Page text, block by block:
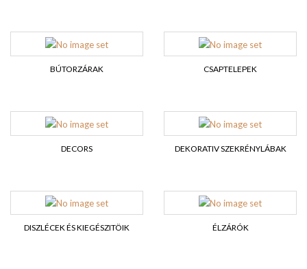
BÚTORZÁRAK CSAPTELEPEK
DECORS DEKORATIV SZEKRÉNYLÁBAK
DISZLÉCEK ÉS KIEGÉSZITÖIK ÉLZÁRÓK